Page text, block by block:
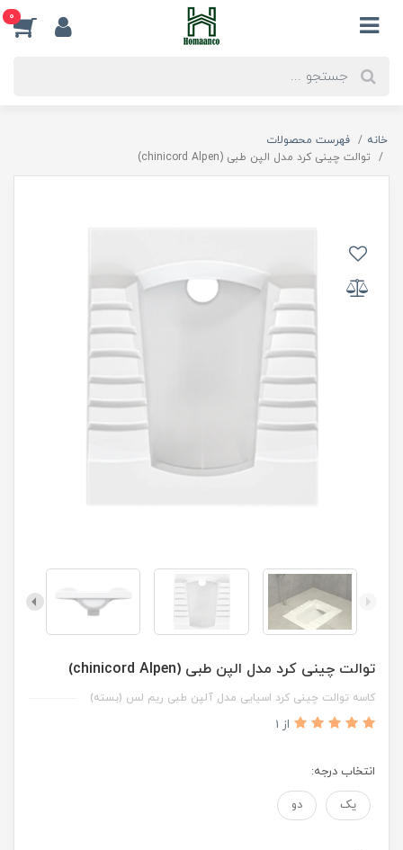
0
خانه
فهرست محصولات
توالت چینی کرد مدل الپن طبی (chinicord Alpen)
توالت چینی کرد مدل الپن طبی (chinicord Alpen)
کاسه توالت چینی کرد اسیایی مدل آلپن طبی ریم لس (بسته)
از 1
انتخاب درجه:
یک دو